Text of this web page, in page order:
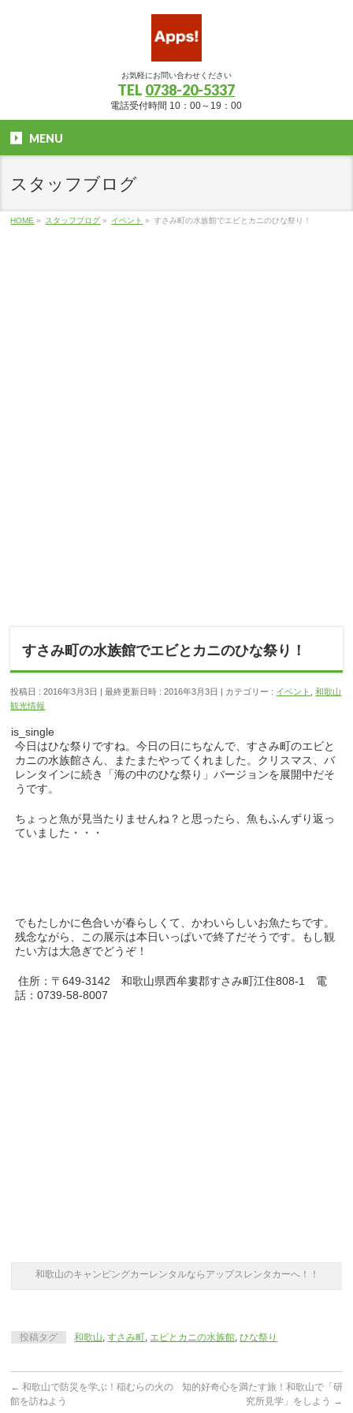
お気軽にお問い合わせください
TEL 0738-20-5337
電話受付時間 10：00～19：00
MENU
スタッフブログ
HOME » スタッフブログ » イベント » すさみ町の水族館でエビとカニのひな祭り！
すさみ町の水族館でエビとカニのひな祭り！
投稿日 : 2016年3月3日 最終更新日時 : 2016年3月3日 カテゴリー : イベント ,和歌山
観光情報
is_single
今日はひな祭りですね。今日の日にちなんで、すさみ町のエビと
カニの水族館さん、またまたやってくれました。クリスマス、バ
レンタインに続き「海の中のひな祭り」バージョンを展開中だそ
うです。
ちょっと魚が見当たりませんね？と思ったら、魚もふんずり返っ
ていました・・・
でもたしかに色合いが春らしくて、かわいらしいお魚たちです。
残念ながら、この展示は本日いっぱいで終了だそうです。もし観
たい方は大急ぎでどうぞ！
住所：〒649-3142 和歌山県西牟婁郡すさみ町江住808-1 電
話：0739-58-8007
和歌山のキャンピングカーレンタルならアップスレンタカーへ！！
投稿タグ 和歌山,すさみ町, エビとカニの水族館,ひな祭り
← 和歌山で防災を学ぶ！稲むらの火の
館を訪ねよう
知的好奇心を満たす旅！和歌山で「研
究所見学」をしよう →